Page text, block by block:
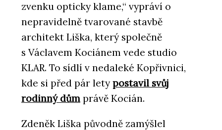
zvenku opticky klame,“ vypráví o
nepravidelně tvarované stavbě
architekt Liška, který společně
s Václavem Kociánem vede studio
KLAR. To sídlí v nedaleké Kopřivnici,
kde si před pár lety postavil svůj
rodinný dům právě Kocián.
Zdeněk Liška původně zamýšlel